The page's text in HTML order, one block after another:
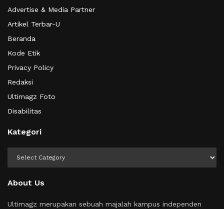
Advertise & Media Partner
Artikel Terbar-U
Beranda
Kode Etik
Privacy Policy
Redaksi
Ultimagz Foto
Disabilitas
Kategori
About Us
Ultimagz merupakan sebuah majalah kampus independen